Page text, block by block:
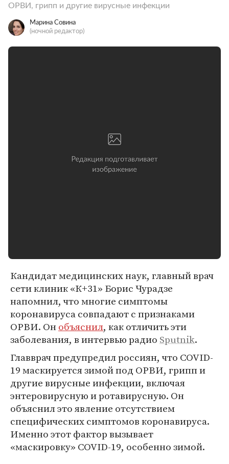
ОРВИ, грипп и другие вирусные инфекции
Марина Совина
(ночной редактор)
Кандидат медицинских наук, главный врач
сети клиник «К+31» Борис Чурадзе
напомнил, что многие симптомы
коронавируса совпадают с признаками
ОРВИ. Онобъяснил, как отличить эти
заболевания, в интервью радио Sputnik.
Главврач предупредил россиян, что COVID-
19 маскируется зимой под ОРВИ, грипп и
другие вирусные инфекции, включая
энтеровирусную и ротавирусную. Он
объяснил это явление отсутствием
специфических симптомов коронавируса.
Именно этот фактор вызывает
«маскировку» COVID-19, особенно зимой.